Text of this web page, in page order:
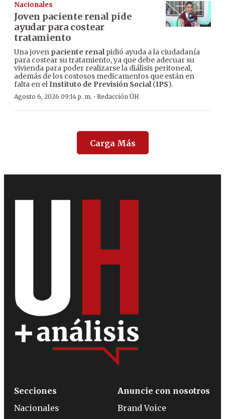
Nacionales
Joven paciente renal pide
ayudar para costear
tratamiento
Una joven paciente renalpidió ayuda a la ciudadanía
para costear su tratamiento, ya que debe adecuar su
vivienda para poder realizarse la diálisis peritoneal,
además de los costosos medicamentos que están en
falta en elInstituto de Previsión Social(IPS).
Agosto 6, 2026 09:14 p. m. · Redacción ÚH
Carga Más
Secciones
Nacionales
Anuncie con nosotros
Brand Voice